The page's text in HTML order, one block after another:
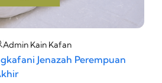
Admin Kain Kafan
Jenazah Perempuan